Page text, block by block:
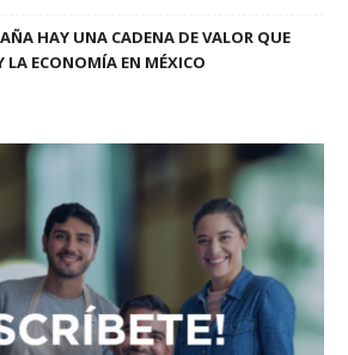
HAY UNA CADENA DE VALOR QUE
LA ECONOMÍA EN MÉXICO